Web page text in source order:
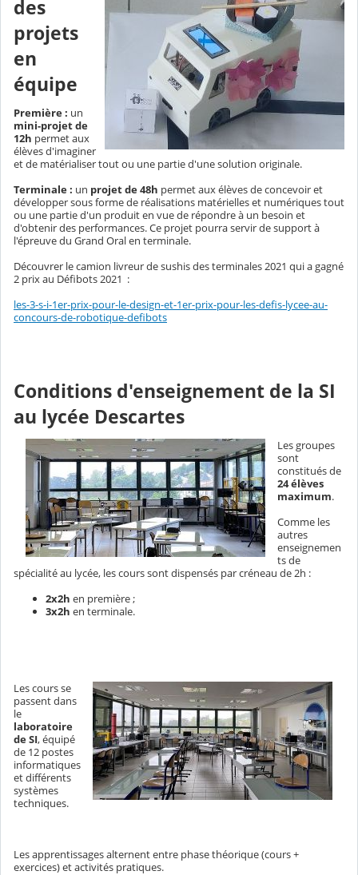
des
projets
en
équipe
Première : un
mini-projet de
12h permet aux
élèves d'imaginer
et de matérialiser tout ou une partie d'une solution originale.
Terminale : un projet de 48h permet aux élèves de concevoir et
développer sous forme de réalisations matérielles et numériques tout
ou une partie d'un produit en vue de répondre à un besoin et
d'obtenir des performances. Ce projet pourra servir de support à
l'épreuve du Grand Oral en terminale.
Découvrer le camion livreur de sushis des terminales 2021 qui a gagné
2 prix au Défibots 2021 :
les-3-s-i-1er-prix-pour-le-design-et-1er-prix-pour-les-defis-lycee-au-
concours-de-robotique-defibots
Conditions d'enseignement de la SI
au lycée Descartes
Les groupes
sont
constitués de
24 élèves
maximum.
Comme les
autres
enseignemen
ts de
spécialité au lycée, les cours sont dispensés par créneau de 2h :
2x2h en première ;
3x2h en terminale.
Les cours se
passent dans
le
laboratoire
de SI,équipé
de 12 postes
informatiques
et différents
systèmes
techniques.
Les apprentissages alternent entre phase théorique (cours +
exercices) et activités pratiques.